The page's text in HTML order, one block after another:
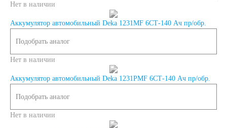
Аккумуляторы для
гидроциклов
аккумуляторы
Аккумуляторы для
Нет в наличии
Аккумулятор автомобильный Deka 1231MF 6СТ-140 Ач пр/обр.
Подобрать аналог
Нет в наличии
Аккумулятор автомобильный Deka 1231PMF 6СТ-140 Ач пр/обр.
Подобрать аналог
Нет в наличии